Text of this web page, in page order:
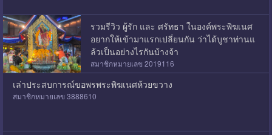
รวมรีวิว ผู้รัก และ ศรัทธา ในองค์พระพิฆเนศ
อยากให้เข้ามาแรกเปลี่ยนกัน ว่าได้บูชาท่านแ
ล้วเป็นอย่างไรกันบ้างจ้า
สมาชิกหมายเลข 2019116
เล่าประสบการณ์ขอพรพระพิฆเนศห้วยขวาง
สมาชิกหมายเลข 3888610